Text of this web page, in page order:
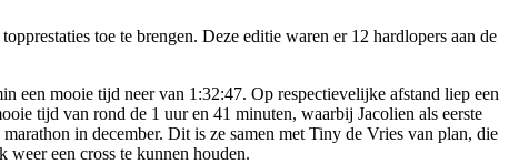
toe te brengen. Deze editie waren er 12 hardlopers aan de
een mooie tijd neer van 1:32:47. Op respectievelijke afstand liep een
tijd van rond de 1 uur en 41 minuten, waarbij Jacolien als eerste
in december. Dit is ze samen met Tiny de Vries van plan, die
weer een cross te kunnen houden.